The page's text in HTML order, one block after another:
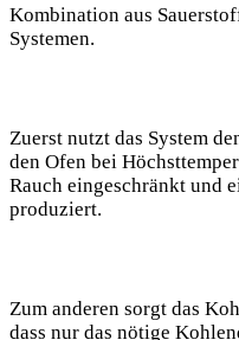
Kombination aus
Systemen.
Zuerst nutzt das System
den Ofen bei
Rauch eingeschränkt und
produziert.
Zum anderen sorgt das
dass nur das nötige